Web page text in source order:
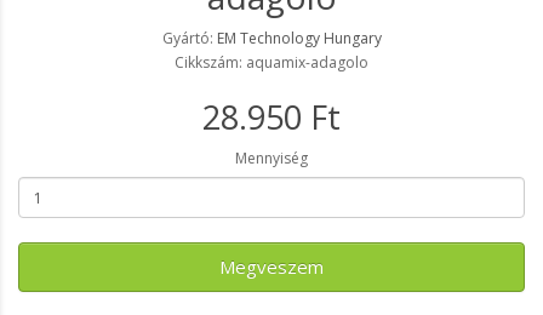
Gyártó: EM Technology Hungary
Cikkszám: aquamix-adagolo
28.950 Ft
Mennyiség
Megveszem